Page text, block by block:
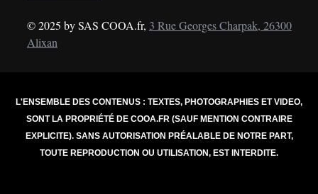
© 2025 by SAS COOA.fr, 3 Rue Georges Charpak, 26300
Alixan
L'ENSEMBLE DES CONTENUS : TEXTES, PHOTOGRAPHIES ET VIDEO,
SONT LA PROPRIÉTÉ DE COOA.FR (SAUF MENTION CONTRAIRE
EXPLICITE). SANS AUTORISATION PRÉALABLE DE NOTRE PART,
TOUTE REPRODUCTION OU UTILISATION, EST INTERDITE.